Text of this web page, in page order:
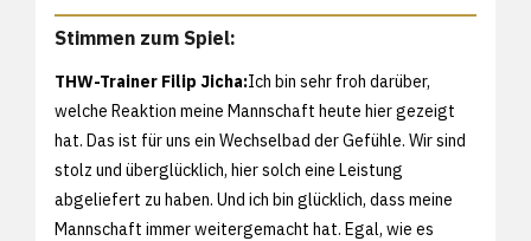
Stimmen zum Spiel:
THW-Trainer Filip Jicha:Ich bin sehr froh darüber,
welche Reaktion meine Mannschaft heute hier gezeigt
hat. Das ist für uns ein Wechselbad der Gefühle. Wir sind
stolz und überglücklich, hier solch eine Leistung
abgeliefert zu haben. Und ich bin glücklich, dass meine
Mannschaft immer weitergemacht hat. Egal, wie es